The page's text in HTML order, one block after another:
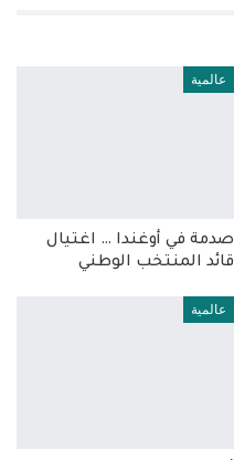
عالمية
صدمة في أوغندا … اغتيال
قائد المنتخب الوطني
عالمية